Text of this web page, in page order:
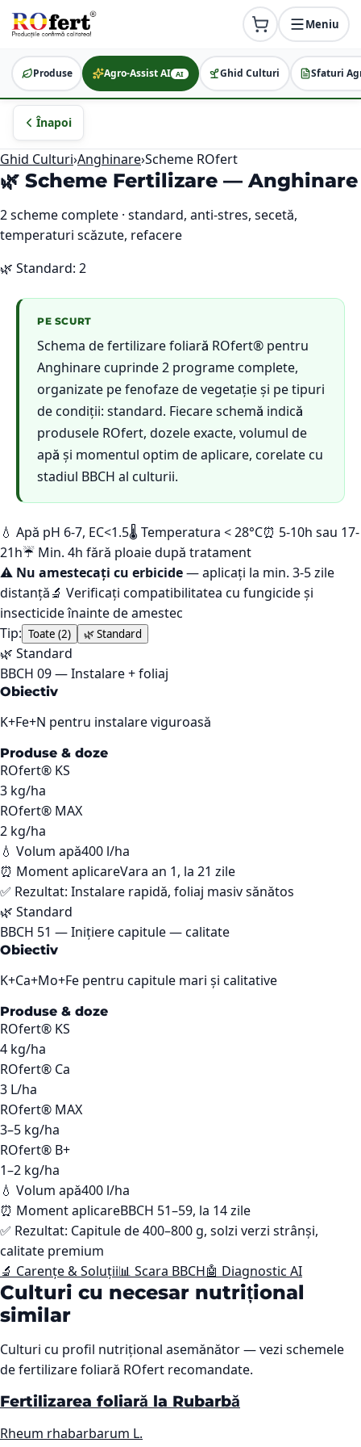
Meniu
Produse Agro-Assist AI AI Ghid Culturi Sfaturi
Înapoi
Ghid Culturi›Anghinare›Scheme ROfert
🌿 Scheme Fertilizare —Anghinare
2scheme complete · standard, anti-stres, secetă,
temperaturi scăzute, refacere
🌿 Standard: 2
PE SCURT
Schema de fertilizare foliară ROfert® pentru
Anghinare cuprinde 2 programe complete,
organizate pe fenofaze de vegetație și pe tipuri
de condiții: standard. Fiecare schemă indică
produsele ROfert, dozele exacte, volumul de
apă și momentul optim de aplicare, corelate cu
stadiul BBCH al culturii.
💧 Apă pH 6-7, EC<1.5🌡️ Temperatura < 28°C⏰ 5-10h sau 17-
21h☔ Min. 4h fără ploaie după tratament
⚠️ Nu amestecați cu erbicide— aplicați la min. 3-5 zile
distanță🔬 Verificați compatibilitatea cu fungicide și
insecticide înainte de amestec
Tip: Toate (2) 🌿Standard
🌿 Standard
BBCH 09—Instalare + foliaj
Obiectiv
K+Fe+N pentru instalare viguroasă
Produse & doze
ROfert® KS
3 kg/ha
ROfert® MAX
2 kg/ha
💧 Volum apă400 l/ha
⏰ Moment aplicareVara an 1, la 21 zile
✅ Rezultat: Instalare rapidă, foliaj masiv sănătos
🌿 Standard
BBCH 51 —Inițiere capitule — calitate
Obiectiv
K+Ca+Mo+Fe pentru capitule mari și calitative
Produse & doze
ROfert® KS
4 kg/ha
ROfert® Ca
3 L/ha
ROfert® MAX
3–5 kg/ha
ROfert® B+
1–2 kg/ha
💧 Volum apă400 l/ha
⏰ Moment aplicareBBCH 51–59, la 14 zile
✅ Rezultat: Capitule de 400–800 g, solzi verzi strânși,
calitate premium
🔬 Carențe & Soluții📊 Scara BBCH🤖 Diagnostic AI
Culturi cu necesar nutrițional
similar
Culturi cu profil nutrițional asemănător — vezi schemele
de fertilizare foliară ROfert recomandate.
Fertilizarea foliară la Rubarbă
Rheum rhabarbarum L.